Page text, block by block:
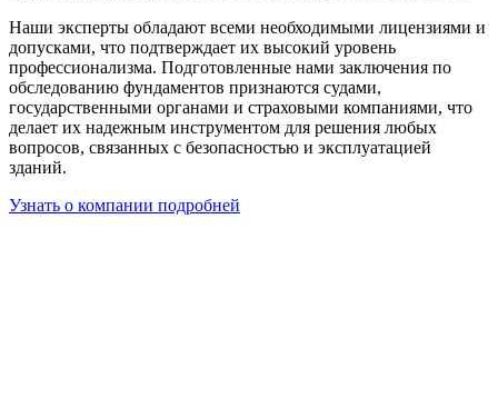
Наши эксперты обладают всеми необходимыми лицензиями и
допусками, что подтверждает их высокий уровень
профессионализма. Подготовленные нами заключения по
обследованию фундаментов признаются судами,
государственными органами и страховыми компаниями, что
делает их надежным инструментом для решения любых
вопросов, связанных с безопасностью и эксплуатацией
зданий.
Узнать о компании подробней